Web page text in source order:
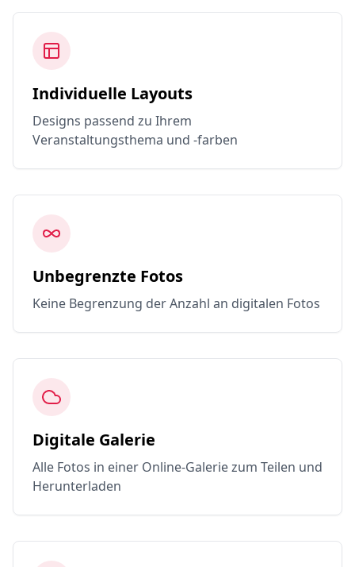
Individuelle Layouts
Designs passend zu Ihrem
Veranstaltungsthema und -farben
Unbegrenzte Fotos
Keine Begrenzung der Anzahl an digitalen Fotos
Digitale Galerie
Alle Fotos in einer Online-Galerie zum Teilen und
Herunterladen